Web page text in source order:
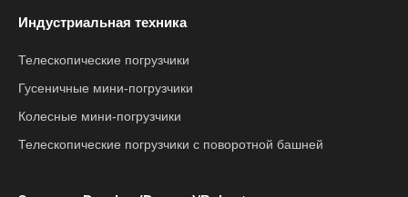
Индустриальная техника
Телескопические погрузчики
Гусеничные мини-погрузчики
Колесные мини-погрузчики
Телескопические погрузчики с поворотной башней